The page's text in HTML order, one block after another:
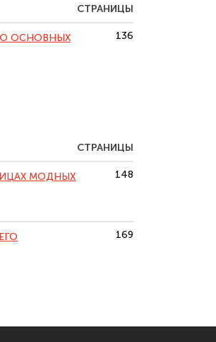
СТРАНИЦЫ
ОСНОВНЫХ
136
СТРАНИЦЫ
МОДНЫХ
148
169